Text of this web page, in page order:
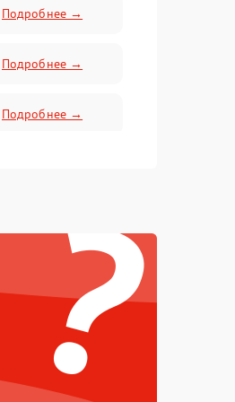
Подробнее →
Подробнее →
Подробнее →
Подробнее →
Подробнее →
?